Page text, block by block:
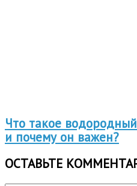
Что такое
и почему он важен?
ОСТАВЬТЕ